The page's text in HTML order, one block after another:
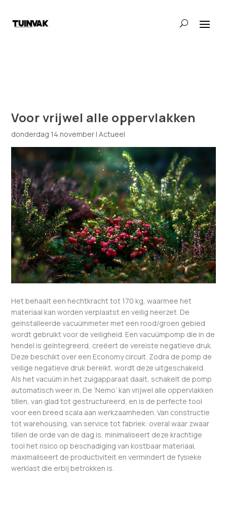
Voor vrijwel alle oppervlakken
donderdag 14 november |Actueel
Het behaalt een hechtkracht tot 170 kg, waarmee het
materiaal kan worden verplaatst en veilig neerzet. De
geïnstalleerde vacuümmeter met een rood/groen gebied
wordt gebruikt voor de veiligheid. Een vacuümpomp die in de
hendel is geïntegreerd, creëert de vereiste negatieve druk.
Deze beschikt over een Economy circuit. Zodra de pomp de
veilige negatieve druk bereikt, wordt deze uitgeschakeld.
Als het vacuüm in het zuigapparaat daalt, schakelt de pomp
automatisch weer in. De ‘Nemo’ kan vrijwel alle oppervlakken
tillen, van glad tot gestructureerd, en is de perfecte tool
voor een breed scala aan werkzaamheden. Van constructie
tot warehousing, van service tot fabriek: overal waar zwaar
tillen de orde van de dag is, minimaliseert deze krachtige
tool het risico op beschadiging van kostbaar materiaal,
maximaliseert de productiviteit en vermindert de fysieke
werklast die erbij betrokken is.